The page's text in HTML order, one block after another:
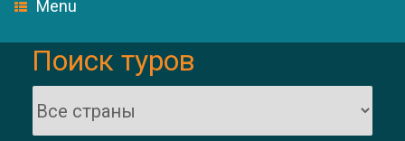
Menu
Поиск туров